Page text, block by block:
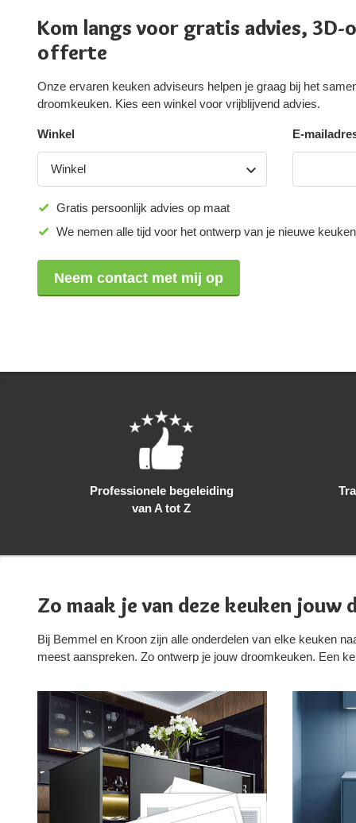
Kom langs voor gratis advies, 3D-
offerte
Onze ervaren keuken adviseurs helpen je graag bij het
droomkeuken. Kies een winkel voor vrijblijvend advies.
Winkel
Winkel
E-
Gratis persoonlijk advies op maat
We nemen alle tijd voor het ontwerp van je nieuwe keuken
Neem contact met mij op
Professionele begeleiding
van A tot Z
Zo maak je van deze keuken jouw
Bij Bemmel en Kroon zijn alle onderdelen van elke keuken
meest aanspreken. Zo ontwerp je jouw droomkeuken. Een